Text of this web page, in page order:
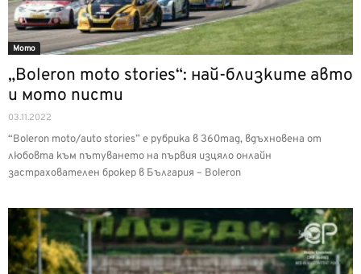
Мото
„Boleron moto stories“: най-близките авто
и мото писти
03.11.2022
“Boleron moto/auto stories” е рубрика в 360mag, вдъхновена от
любовта към пътуването на първия изцяло онлайн
застрахователен брокер в България – Boleron